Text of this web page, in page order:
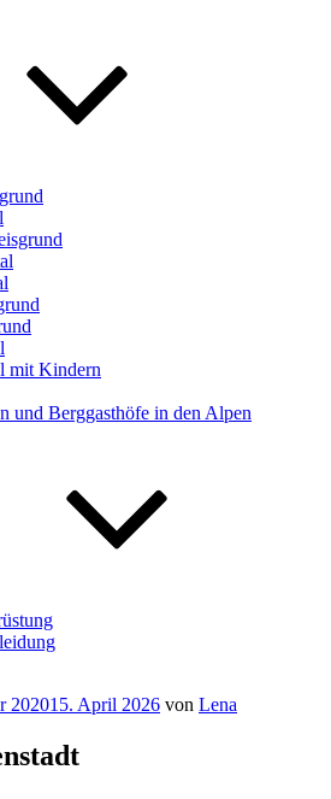
mit Kindern
und Berggasthöfe in den Alpen
202015. April 2026 von Lena